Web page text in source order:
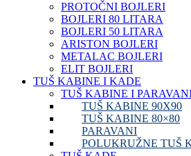
PROTOČNI BOJLERI
BOJLERI 80 LITARA
BOJLERI 50 LITARA
ARISTON BOJLERI
METALAC BOJLERI
ELIT BOJLERI
TUŠ KABINE I KADE
TUŠ KABINE I
TUŠ KABINE 90X90
TUŠ KABINE 80×80
PARAVANI
POLUKRUŽNE TUŠ